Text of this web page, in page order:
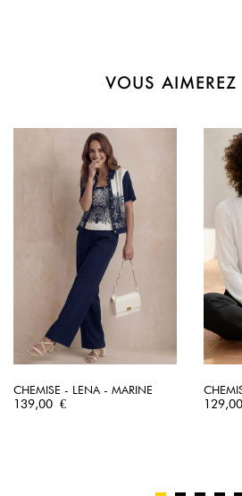
VOUS AIMEREZ
CHEMISE - LENA - MARINE
Prix
139,00 €
Prix